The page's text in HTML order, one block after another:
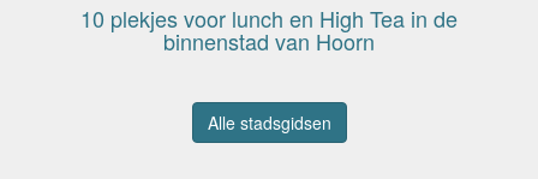
10 plekjes voor lunch en High Tea in de
binnenstad van Hoorn
Alle stadsgidsen